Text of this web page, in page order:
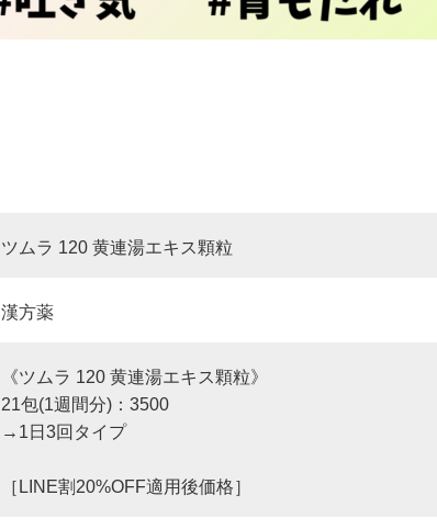
ツムラ 120 黄連湯エキス顆粒
漢方薬
《ツムラ 120 黄連湯エキス顆粒》
21包(1週間分)：3500
→1日3回タイプ
［LINE割20%OFF適用後価格］